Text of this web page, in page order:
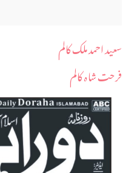
سعید احمد ملک کالم
فرحت شاہ کالم